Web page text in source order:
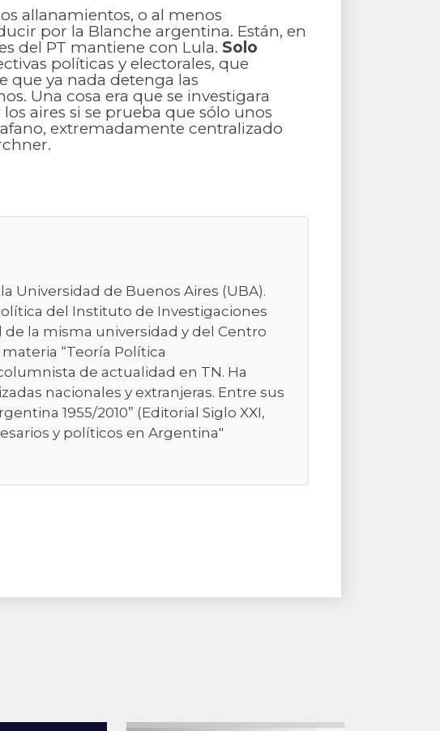
allanamientos, o al menos
por la Blanche argentina. Están, en
del PT mantiene con Lula. Solo
políticas y electorales, que
que ya nada detenga las
Una cosa era que se investigara
aires si se prueba que sólo unos
extremadamente centralizado
Universidad de Buenos Aires (UBA).
del Instituto de Investigaciones
de la misma universidad y del Centro
“Teoría Política
de actualidad en TN. Ha
nacionales y extranjeras. Entre sus
1955/2010” (Editorial Siglo XXI,
y políticos en Argentina"